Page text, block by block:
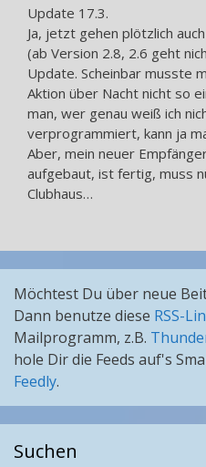
Update 17.3.
Ja, jetzt gehen plötzlich
(ab Version 2.8, 2.6 geht
Update. Scheinbar musste
Aktion über Nacht nicht so
man, wer genau weiß ich
verprogrammiert, kann ja
Aber, mein neuer
aufgebaut, ist fertig, muss
Clubhaus…
Möchtest Du über neue
Dann benutze diese RSS-
Mailprogramm, z.B.
hole Dir die Feeds auf's
Feedly.
Suchen